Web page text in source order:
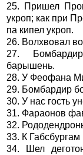
25. Пришел
укроп; как при
па кипел укроп.
26. Волхвовал
27.
барышень.
28. У Феофана
29. Бомбардир
30. У нас гость
31. Фараонов
32.
33. К Габсбургам
34. Шел